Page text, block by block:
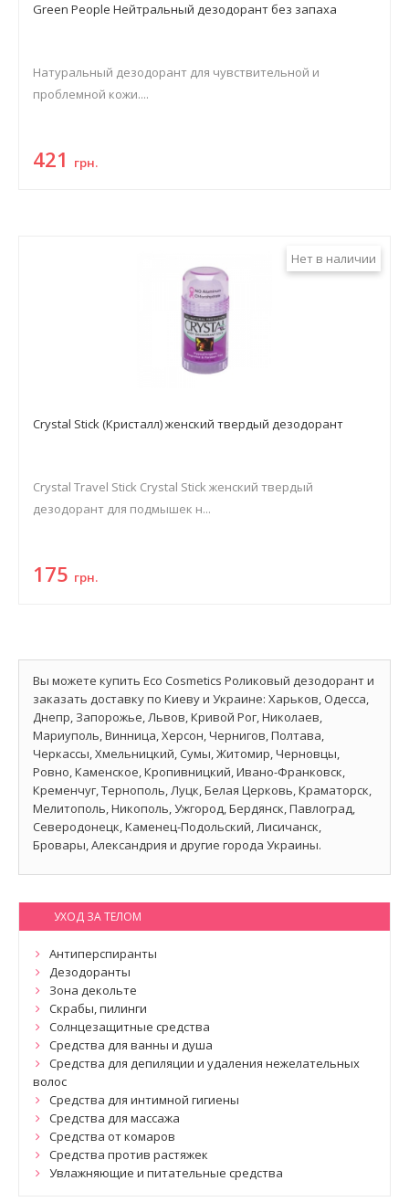
Green People Нейтральный дезодорант без запаха
Натуральный дезодорант для чувствительной и
проблемной кожи....
421 грн.
Нет в наличии
Crystal Stick (Кристалл) женский твердый дезодорант
Crystal Travel Stick Crystal Stick женский твердый
дезодорант для подмышек н...
175 грн.
Вы можете купить Eco Cosmetics Роликовый дезодорант и
заказать доставку по Киеву и Украине: Харьков, Одесса,
Днепр, Запорожье, Львов, Кривой Рог, Николаев,
Мариуполь, Винница, Херсон, Чернигов, Полтава,
Черкассы, Хмельницкий, Сумы, Житомир, Черновцы,
Ровно, Каменское, Кропивницкий, Ивано-Франковск,
Кременчуг, Тернополь, Луцк, Белая Церковь, Краматорск,
Мелитополь, Никополь, Ужгород, Бердянск, Павлоград,
Северодонецк, Каменец-Подольский, Лисичанск,
Бровары, Александрия и другие города Украины.
УХОД ЗА ТЕЛОМ
Антиперспиранты
Дезодоранты
Зона декольте
Скрабы, пилинги
Солнцезащитные средства
Средства для ванны и душа
Средства для депиляции и удаления нежелательных
волос
Средства для интимной гигиены
Средства для массажа
Средства от комаров
Средства против растяжек
Увлажняющие и питательные средства